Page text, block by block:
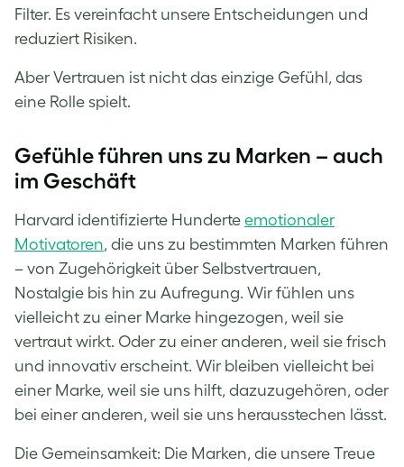
Filter. Es vereinfacht unsere Entscheidungen und
reduziert Risiken.
Aber Vertrauen ist nicht das einzige Gefühl, das
eine Rolle spielt.
Gefühle führen uns zu Marken – auch
im Geschäft
Harvard identifizierte Hunderte emotionaler
Motivatoren, die uns zu bestimmten Marken führen
– von Zugehörigkeit über Selbstvertrauen,
Nostalgie bis hin zu Aufregung. Wir fühlen uns
vielleicht zu einer Marke hingezogen, weil sie
vertraut wirkt. Oder zu einer anderen, weil sie frisch
und innovativ erscheint. Wir bleiben vielleicht bei
einer Marke, weil sie uns hilft, dazuzugehören, oder
bei einer anderen, weil sie uns herausstechen lässt.
Die Gemeinsamkeit: Die Marken, die unsere Treue